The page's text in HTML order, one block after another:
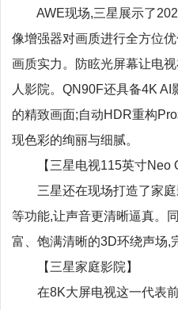
AWE现场,三星展示了
像增强器对画质进行全方位
画质实力。防眩光屏幕让电
人影院。QN90F还具备4K
的精致画面;自动HDR重构
现色彩的绚丽与细腻。
【三星电视115英寸Neo
三星还在现场打造了家庭
等功能,让声音更清晰逼真。
富、饱满清晰的3D环绕声场,
【三星家庭影院】
在8K大屏电视这一代表前